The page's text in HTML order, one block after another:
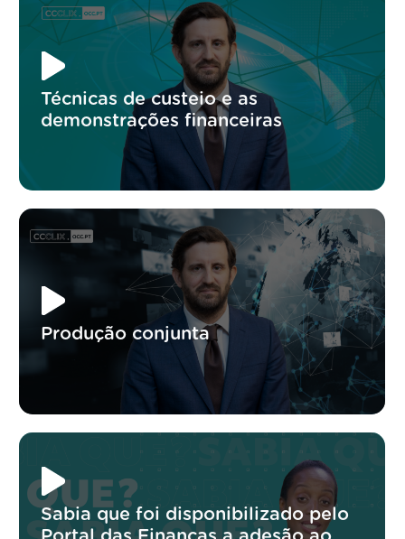
Técnicas de custeio e as
demonstrações financeiras
Produção conjunta
Sabia que foi disponibilizado pelo